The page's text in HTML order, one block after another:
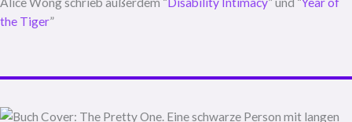
the Tiger”